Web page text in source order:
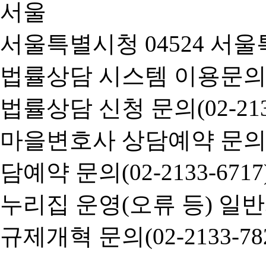
서울특별시청 04524 서
법률상담 시스템 이용문
법률상담 신청 문의(02-
마을변호사 상담예약 문
담예약 문의(02-2133-
누리집 운영(오류 등) 일
규제개혁 문의(02-2133-